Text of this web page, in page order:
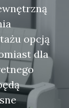
opcją
dla